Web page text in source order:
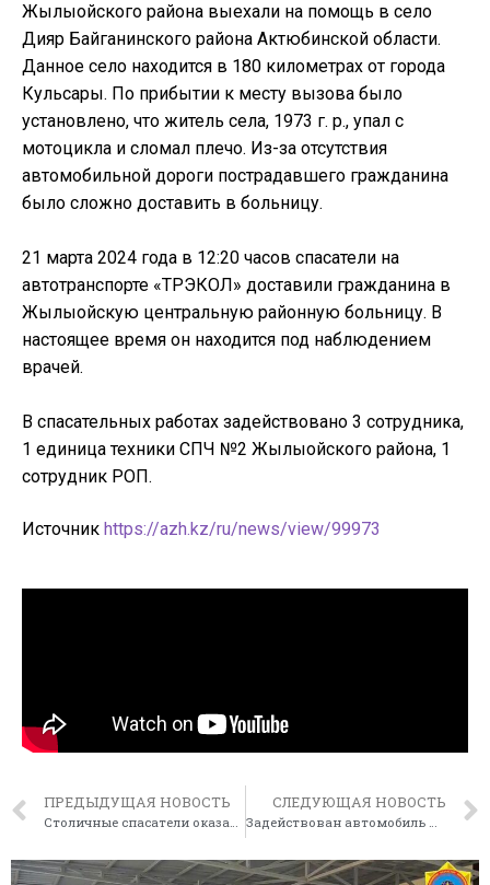
Жылыойского района выехали на помощь в село
Дияр Байганинского района Актюбинской области.
Данное село находится в 180 километрах от города
Кульсары. По прибытии к месту вызова было
установлено, что житель села, 1973 г. р., упал с
мотоцикла и сломал плечо. Из-за отсутствия
автомобильной дороги пострадавшего гражданина
было сложно доставить в больницу.
21 марта 2024 года в 12:20 часов спасатели на
автотранспорте «ТРЭКОЛ» доставили гражданина в
Жылыойскую центральную районную больницу. В
настоящее время он находится под наблюдением
врачей.
В спасательных работах задействовано 3 сотрудника,
1 единица техники СПЧ №2 Жылыойского района, 1
сотрудник РОП.
Источник https://azh.kz/ru/news/view/99973
ПРЕДЫДУЩАЯ НОВОСТЬ
Столичные спасатели оказали помощь роженице
СЛЕДУЮЩАЯ НОВОСТЬ
Задействован автомобиль ДЧС ЗКО высокой проходимости «Трэкол»